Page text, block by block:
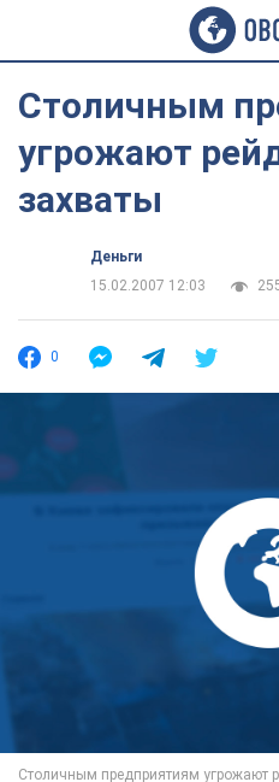
Столичным
угрожают
захваты
Деньги
15.02.2007 12:03
0